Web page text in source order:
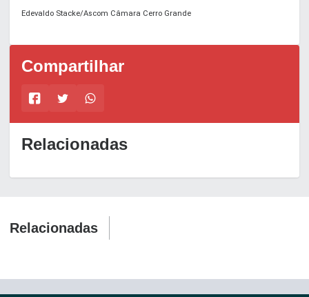
Edevaldo Stacke/Ascom Câmara Cerro Grande
Compartilhar
Relacionadas
Relacionadas